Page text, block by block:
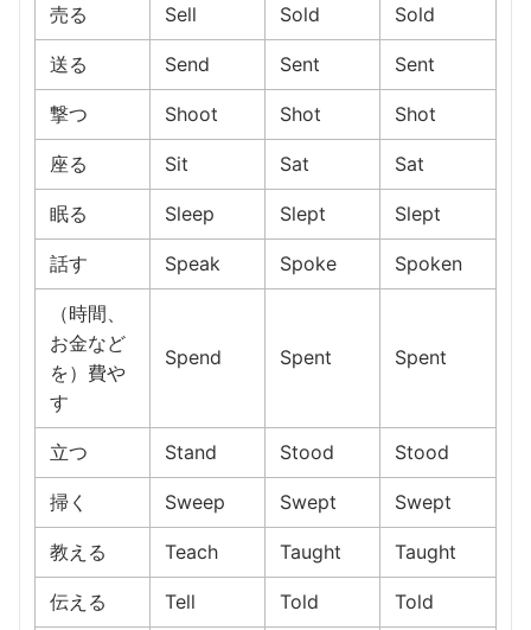
売る Sell Sold Sold
送る Send Sent Sent
撃つ Shoot Shot Shot
座る Sit Sat Sat
眠る Sleep Slept Slept
話す Speak Spoke Spoken
（時間、
お金など
を）費や
す
Spend Spent Spent
立つ Stand Stood Stood
掃く Sweep Swept Swept
教える Teach Taught Taught
伝える Tell Told Told